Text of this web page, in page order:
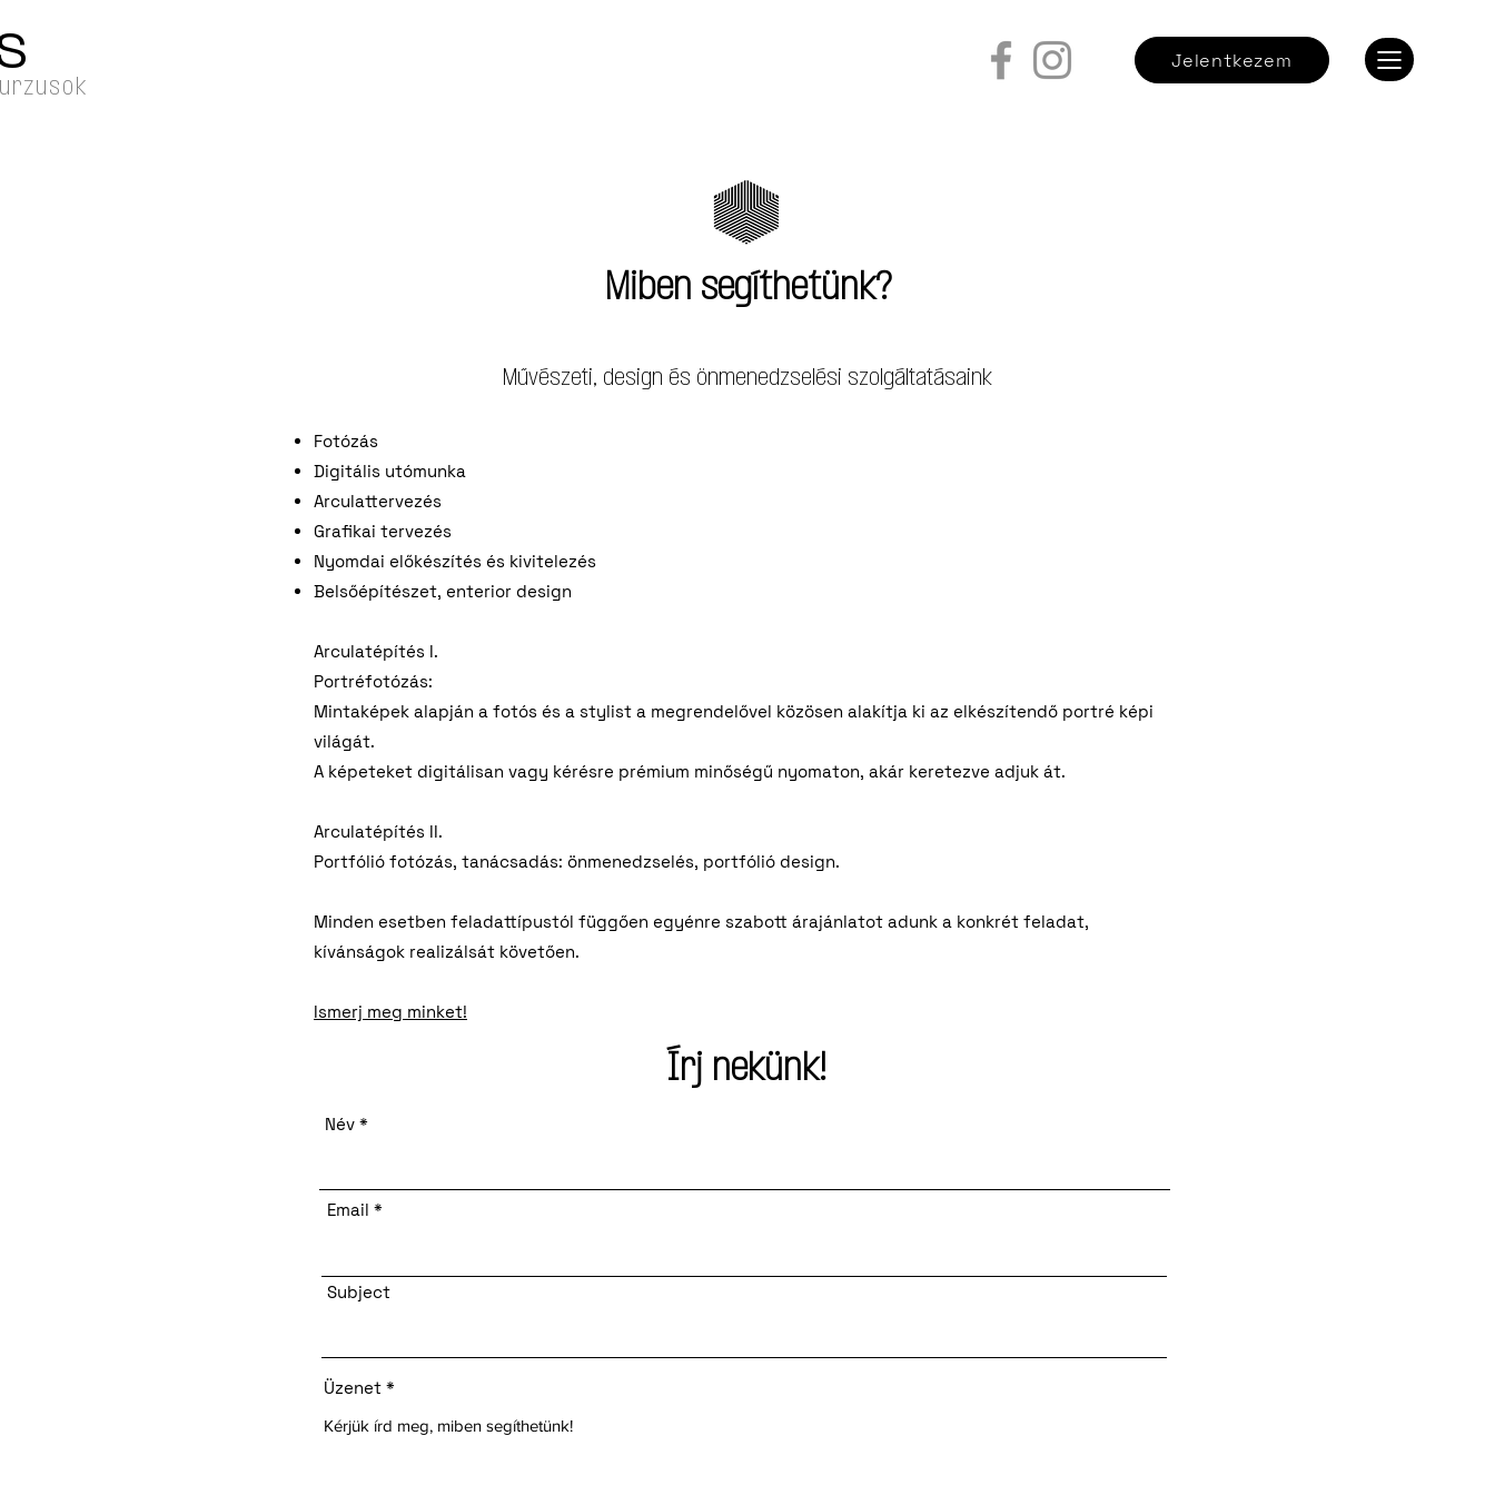
Jelentkezem
Miben segíthetünk?
​Művészeti, design és önmenedzselési szolgáltatásaink
Fotózás
Digitális utómunka
Arculattervezés
Grafikai tervezés
Nyomdai előkészítés és kivitelezés
Belsőépítészet, enterior design
Arculatépítés I.
Portréfotózás:
Mintaképek alapján a fotós és a stylist a megrendelővel közösen alakítja ki az elkészítendő portré képi
világát.
A képeteket digitálisan vagy kérésre prémium minőségű nyomaton, akár keretezve adjuk át.
Arculatépítés II.
Portfólió fotózás, tanácsadás: önmenedzselés, portfólió design.
Minden esetben feladattípustól függően egyénre szabott árajánlatot adunk a konkrét feladat,
kívánságok realizálsát követően.
Ismerj meg minket!
Írj nekünk!
Név
Email
Subject
Üzenet